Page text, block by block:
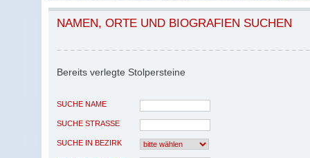
NAMEN, ORTE UND BIOGRAFIEN SUCHEN
Bereits verlegte Stolpersteine
SUCHE NAME
SUCHE STRASSE
SUCHE IN BEZIRK